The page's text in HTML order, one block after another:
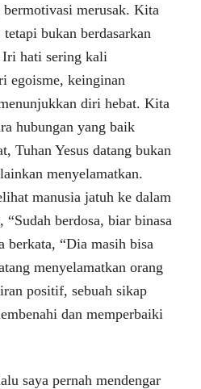
merusak. Kita
bukan berdasarkan
hati sering kali
egoisme, keinginan
diri hebat. Kita
hubungan yang baik
Tuhan Yesus datang bukan
menyelamatkan.
manusia jatuh ke dalam
berdosa, biar binasa
berkata, “Dia masih bisa
menyelamatkan orang
positif, sebuah sikap
dan memperbaiki
saya pernah mendengar